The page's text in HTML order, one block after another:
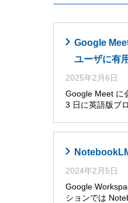
Google
ユーザに有
2025年2月6日
Google Meet に
3 日に英語版ブ
2024年2月5日
Google
ションでは